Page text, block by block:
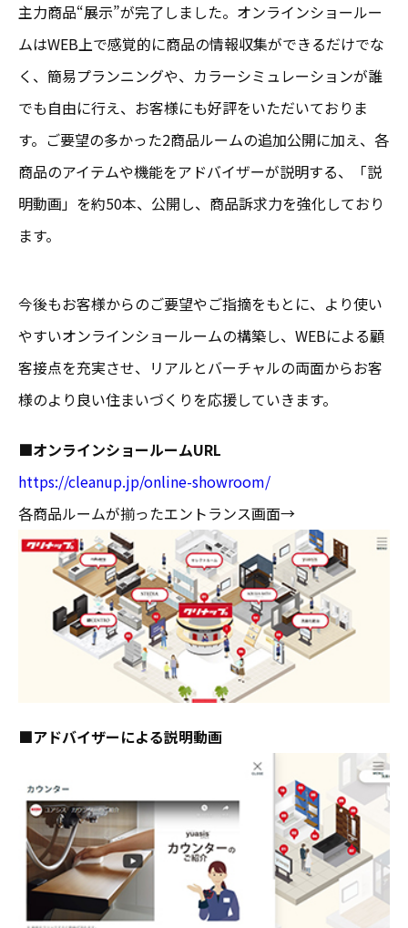
主力商品“展示”が完了しました。オンラインショールー
ムはWEB上で感覚的に商品の情報収集ができるだけでな
く、簡易プランニングや、カラーシミュレーションが誰
でも自由に行え、お客様にも好評をいただいておりま
す。ご要望の多かった2商品ルームの追加公開に加え、各
商品のアイテムや機能をアドバイザーが説明する、「説
明動画」を約50本、公開し、商品訴求力を強化しており
ます。
今後もお客様からのご要望やご指摘をもとに、より使い
やすいオンラインショールームの構築し、WEBによる顧
客接点を充実させ、リアルとバーチャルの両面からお客
様のより良い住まいづくりを応援していきます。
■オンラインショールームURL
https://cleanup.jp/online-showroom/
各商品ルームが揃ったエントランス画面→
■アドバイザーによる説明動画